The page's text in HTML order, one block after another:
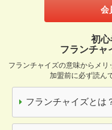
会
初心
フランチャ
フランチャイズの意味からメリ
加盟前に必ず読ん
フランチャイズとは